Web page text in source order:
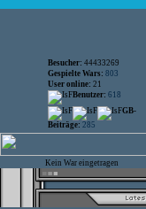
Besucher: 44433269
Gespielte Wars: 803
User online: 21
Benutzer: 618
GB-
Beiträge: 285
Kein War eingetragen